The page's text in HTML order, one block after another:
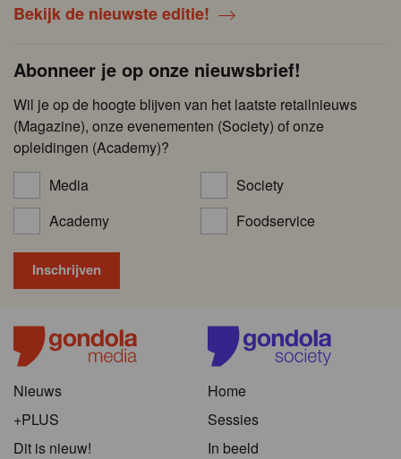
Bekijk de nieuwste editie!
Abonneer je op onze nieuwsbrief!
Wil je op de hoogte blijven van het laatste retailnieuws
(Magazine), onze evenementen (Society) of onze
opleidingen (Academy)?
Media
Society
Academy
Foodservice
Nieuws
+PLUS
Dit is nieuw!
Home
Sessies
In beeld